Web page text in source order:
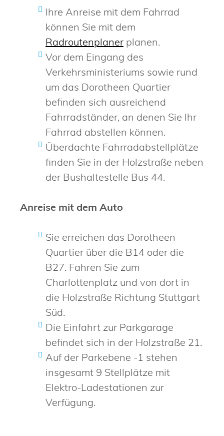
Ihre Anreise mit dem Fahrrad
können Sie mit dem
Radroutenplaner planen.
Vor dem Eingang des
Verkehrsministeriums sowie rund
um das Dorotheen Quartier
befinden sich ausreichend
Fahrradständer, an denen Sie Ihr
Fahrrad abstellen können.
Überdachte Fahrradabstellplätze
finden Sie in der Holzstraße neben
der Bushaltestelle Bus 44.
Anreise mit dem Auto
Sie erreichen das Dorotheen
Quartier über die B14 oder die
B27. Fahren Sie zum
Charlottenplatz und von dort in
die Holzstraße Richtung Stuttgart
Süd.
Die Einfahrt zur Parkgarage
befindet sich in der Holzstraße 21.
Auf der Parkebene -1 stehen
insgesamt 9 Stellplätze mit
Elektro-Ladestationen zur
Verfügung.